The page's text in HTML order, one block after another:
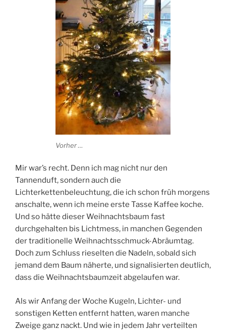
Vorher …
Mir war’s recht. Denn ich mag nicht nur den
Tannenduft, sondern auch die
Lichterkettenbeleuchtung, die ich schon früh morgens
anschalte, wenn ich meine erste Tasse Kaffee koche.
Und so hätte dieser Weihnachtsbaum fast
durchgehalten bis Lichtmess, in manchen Gegenden
der traditionelle Weihnachtsschmuck-Abräumtag.
Doch zum Schluss rieselten die Nadeln, sobald sich
jemand dem Baum näherte, und signalisierten deutlich,
dass die Weihnachtsbaumzeit abgelaufen war.
Als wir Anfang der Woche Kugeln, Lichter- und
sonstigen Ketten entfernt hatten, waren manche
Zweige ganz nackt. Und wie in jedem Jahr verteilten